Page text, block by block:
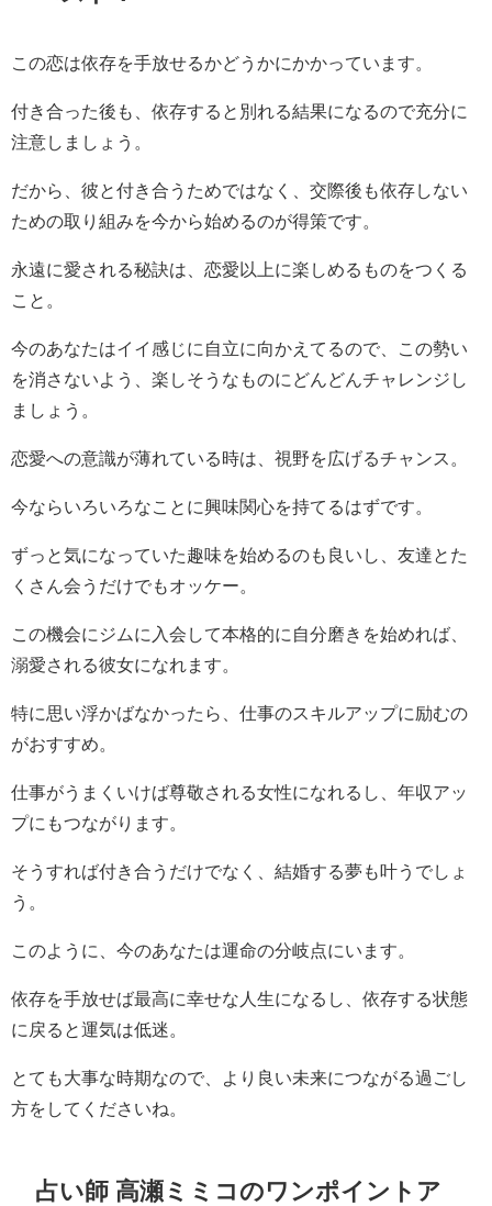
この恋は依存を手放せるかどうかにかかっています。
付き合った後も、依存すると別れる結果になるので充分に
注意しましょう。
だから、彼と付き合うためではなく、交際後も依存しない
ための取り組みを今から始めるのが得策です。
永遠に愛される秘訣は、恋愛以上に楽しめるものをつくる
こと。
今のあなたはイイ感じに自立に向かえてるので、この勢い
を消さないよう、楽しそうなものにどんどんチャレンジし
ましょう。
恋愛への意識が薄れている時は、視野を広げるチャンス。
今ならいろいろなことに興味関心を持てるはずです。
ずっと気になっていた趣味を始めるのも良いし、友達とた
くさん会うだけでもオッケー。
この機会にジムに入会して本格的に自分磨きを始めれば、
溺愛される彼女になれます。
特に思い浮かばなかったら、仕事のスキルアップに励むの
がおすすめ。
仕事がうまくいけば尊敬される女性になれるし、年収アッ
プにもつながります。
そうすれば付き合うだけでなく、結婚する夢も叶うでしょ
う。
このように、今のあなたは運命の分岐点にいます。
依存を手放せば最高に幸せな人生になるし、依存する状態
に戻ると運気は低迷。
とても大事な時期なので、より良い未来につながる過ごし
方をしてくださいね。
占い師 高瀬ミミコのワンポイントア